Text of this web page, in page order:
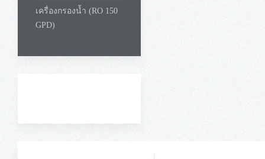
เครื่องกรองน้ำ (RO 150
GPD)